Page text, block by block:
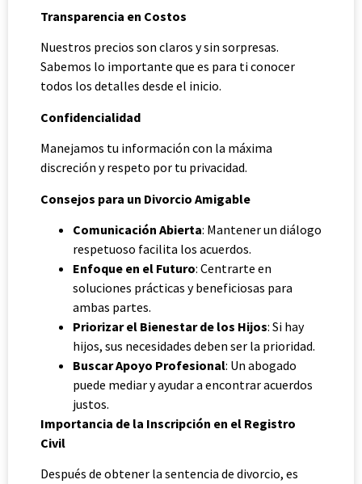
Transparencia en Costos
Nuestros precios son claros y sin sorpresas.
Sabemos lo importante que es para ti conocer
todos los detalles desde el inicio.
Confidencialidad
Manejamos tu información con la máxima
discreción y respeto por tu privacidad.
Consejos para un Divorcio Amigable
Comunicación Abierta: Mantener un diálogo
respetuoso facilita los acuerdos.
Enfoque en el Futuro: Centrarte en
soluciones prácticas y beneficiosas para
ambas partes.
Priorizar el Bienestar de los Hijos: Si hay
hijos, sus necesidades deben ser la prioridad.
Buscar Apoyo Profesional: Un abogado
puede mediar y ayudar a encontrar acuerdos
justos.
Importancia de la Inscripción en el Registro
Civil
Después de obtener la sentencia de divorcio, es